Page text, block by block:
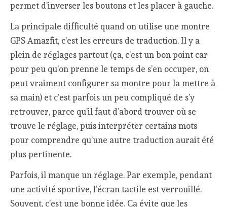
permet d’inverser les boutons et les placer à gauche.
La principale difficulté quand on utilise une montre
GPS Amazfit, c’est les erreurs de traduction. Il y a
plein de réglages partout (ça, c’est un bon point car
pour peu qu’on prenne le temps de s’en occuper, on
peut vraiment configurer sa montre pour la mettre à
sa main) et c’est parfois un peu compliqué de s’y
retrouver, parce qu’il faut d’abord trouver où se
trouve le réglage, puis interpréter certains mots
pour comprendre qu’une autre traduction aurait été
plus pertinente.
Parfois, il manque un réglage. Par exemple, pendant
une activité sportive, l’écran tactile est verrouillé.
Souvent, c’est une bonne idée. Ca évite que les